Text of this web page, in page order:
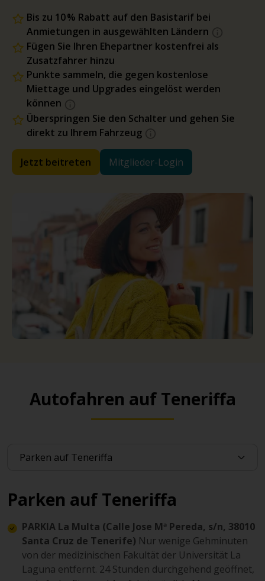
Bis zu 10 % Rabatt auf den Basistarif bei
Anmietungen in ausgewählten Ländern
Fügen Sie Ihren Ehepartner kostenfrei als
Zusatzfahrer hinzu
Punkte sammeln, die gegen kostenlose
Miettage und Upgrades eingelöst werden
können
Überspringen Sie den Schalter und gehen Sie
direkt zu Ihrem Fahrzeug
Jetzt beitreten Mitglieder-Login
Autofahren auf Teneriffa
Parken auf Teneriffa
PARKIA La Multa (Calle Jose Mª Pereda, s/n, 38010
Santa Cruz de Tenerife) Nur wenige Gehminuten
von der medizinischen Fakultät der Universität La
Laguna entfernt. 24 Stunden durchgehend geöffnet,